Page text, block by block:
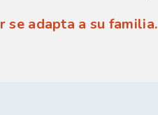
se adapta a su familia.